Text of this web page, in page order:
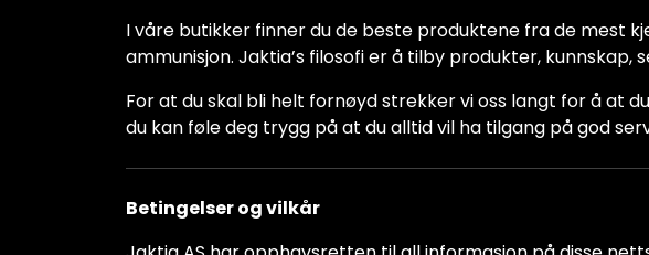
I våre butikker finner du de beste produktene fra de mest
ammunisjon. Jaktia’s filosofi er å tilby produkter,
For at du skal bli helt fornøyd strekker vi oss langt for å at
du kan føle deg trygg på at du alltid vil ha tilgang på god
Betingelser og vilkår